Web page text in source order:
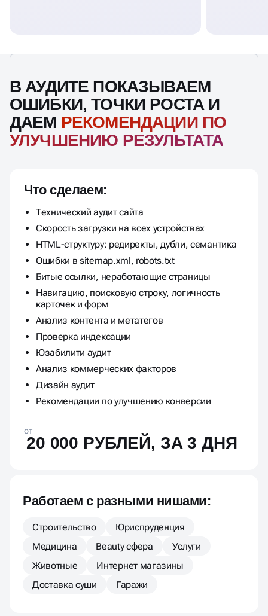
В АУДИТЕ ПОКАЗЫВАЕМ
ОШИБКИ, ТОЧКИ РОСТА И
ДАЕМ РЕКОМЕНДАЦИИ ПО
УЛУЧШЕНИЮ РЕЗУЛЬТАТА
Что сделаем:
Технический аудит сайта
Скорость загрузки на всех устройствах
HTML-структуру: редиректы, дубли, семантика
Ошибки в sitemap.xml, robots.txt
Битые ссылки, неработающие страницы
Навигацию, поисковую строку, логичность
карточек и форм
Анализ контента и метатегов
Проверка индексации
Юзабилити аудит
Анализ коммерческих факторов
Дизайн аудит
Рекомендации по улучшению конверсии
от
20 000 РУБЛЕЙ, ЗА 3 ДНЯ
Работаем с разными нишами:
Строительство
Юриспруденция
Медицина
Beauty сфера
Услуги
Животные
Интернет магазины
Доставка суши
Гаражи